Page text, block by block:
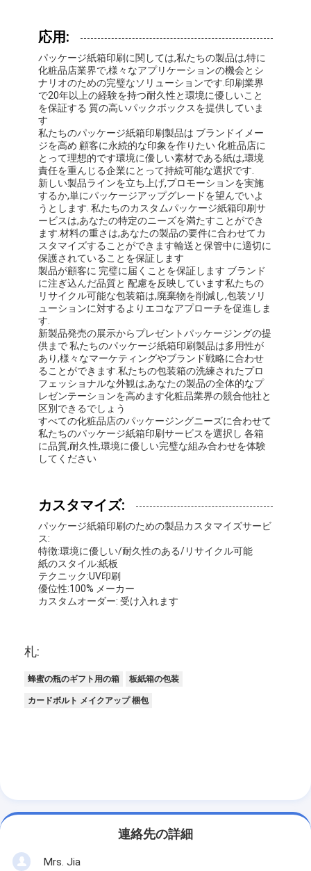
品質管理
連絡 ください
ニュース
包装箱印刷
化粧品の包装箱
エレクトロニクス包装箱
ペーパー ギフト袋
堅いギフト用の箱
折りたたみ紙箱
カウンターディスプレイボックス
小売用棚の揺り動かすもの
ステッカーラベル
顔のマスクの包装袋
オーダーメイド レッド パケット
応用:
パッケージ紙箱印刷に関しては,私たちの製品は,特に
化粧品店業界で,様々なアプリケーションの機会とシ
ナリオのための完璧なソリューションです.印刷業界
で20年以上の経験を持つ耐久性と環境に優しいこと
を保証する 質の高いパックボックスを提供していま
す
私たちのパッケージ紙箱印刷製品は ブランドイメー
ジを高め 顧客に永続的な印象を作りたい 化粧品店に
とって理想的です環境に優しい素材である紙は,環境
責任を重んじる企業にとって持続可能な選択です.
新しい製品ラインを立ち上げ,プロモーションを実施
するか,単にパッケージアップグレードを望んでいよ
うとします. 私たちのカスタムパッケージ紙箱印刷サ
ービスは,あなたの特定のニーズを満たすことができ
ます.材料の重さは,あなたの製品の要件に合わせてカ
スタマイズすることができます輸送と保管中に適切に
保護されていることを保証します
製品が顧客に 完璧に届くことを保証します ブランド
に注ぎ込んだ品質と 配慮を反映しています私たちの
リサイクル可能な包装箱は,廃棄物を削減し,包装ソリ
ューションに対するよりエコなアプローチを促進しま
す.
新製品発売の展示からプレゼントパッケージングの提
供まで 私たちのパッケージ紙箱印刷製品は多用性が
あり,様々なマーケティングやブランド戦略に合わせ
ることができます.私たちの包装箱の洗練されたプロ
フェッショナルな外観は,あなたの製品の全体的なプ
レゼンテーションを高めます化粧品業界の競合他社と
区別できるでしょう
すべての化粧品店のパッケージングニーズに合わせて
私たちのパッケージ紙箱印刷サービスを選択し 各箱
に品質,耐久性,環境に優しい完璧な組み合わせを体験
してください
カスタマイズ:
パッケージ紙箱印刷のための製品カスタマイズサービ
ス:
特徴:環境に優しい/耐久性のある/リサイクル可能
紙のスタイル:紙板
テクニック:UV印刷
優位性:100% メーカー
カスタムオーダー: 受け入れます
札:
蜂蜜の瓶のギフト用の箱 板紙箱の包装
カードボルト メイクアップ 梱包
連絡先の詳細
Mrs. Jia